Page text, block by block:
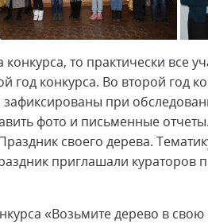
конкурса, то практически все
год конкурса. Во второй год
при
фото и письменные
своего дерева.
приглашали кураторов
«Возьмите дерево в